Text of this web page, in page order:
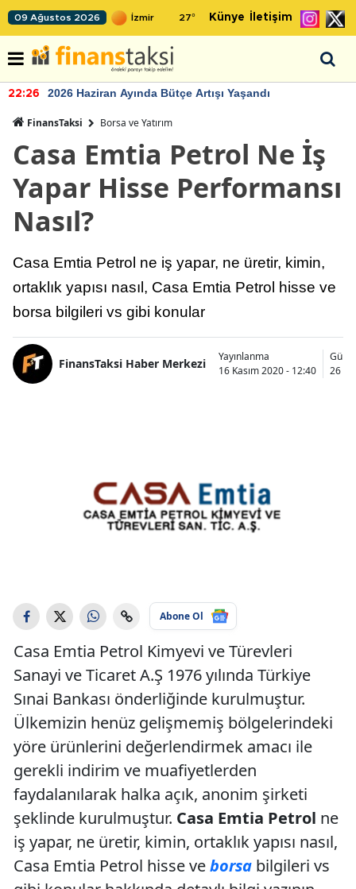
09 Ağustos 2026 27° Künye İletişim
22:26 2026 Haziran Ayında Bütçe Artışı Yaşandı
FinansTaksi Borsa ve Yatırım
Casa Emtia Petrol Ne İş
Yapar Hisse Performansı
Nasıl?
Casa Emtia Petrol ne iş yapar, ne üretir, kimin,
ortaklık yapısı nasıl, Casa Emtia Petrol hisse ve
borsa bilgileri vs gibi konular
FinansTaksi Haber Merkezi
Yayınlanma
16 Kasım 2020 - 12:40
26
Abone Ol
Casa Emtia Petrol Kimyevi ve Türevleri
Sanayi ve Ticaret A.Ş 1976 yılında Türkiye
Sınai Bankası önderliğinde kurulmuştur.
Ülkemizin henüz gelişmemiş bölgelerindeki
yöre ürünlerini değerlendirmek amacı ile
gerekli indirim ve muafiyetlerden
faydalanılarak halka açık, anonim şirketi
şeklinde kurulmuştur. Casa Emtia Petrol ne
iş yapar, ne üretir, kimin, ortaklık yapısı nasıl,
Casa Emtia Petrol hisse veborsa bilgileri vs